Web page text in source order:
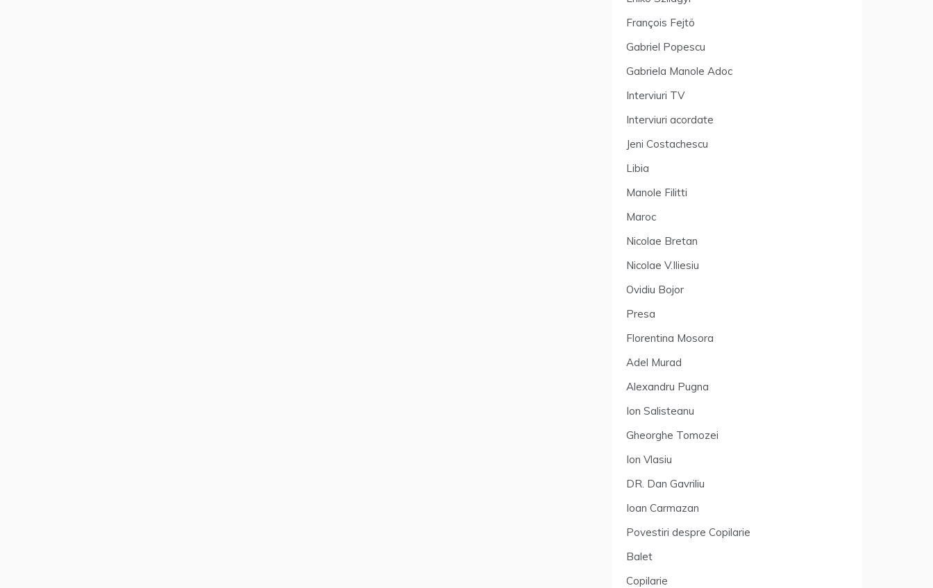
François Fejtö
Gabriel Popescu
Gabriela Manole Adoc
Interviuri TV
Interviuri acordate
Jeni Costachescu
Libia
Manole Filitti
Maroc
Nicolae Bretan
Nicolae V.Iliesiu
Ovidiu Bojor
Presa
Florentina Mosora
Adel Murad
Alexandru Pugna
Ion Salisteanu
Gheorghe Tomozei
Ion Vlasiu
DR. Dan Gavriliu
Ioan Carmazan
Povestiri despre Copilarie
Balet
Copilarie